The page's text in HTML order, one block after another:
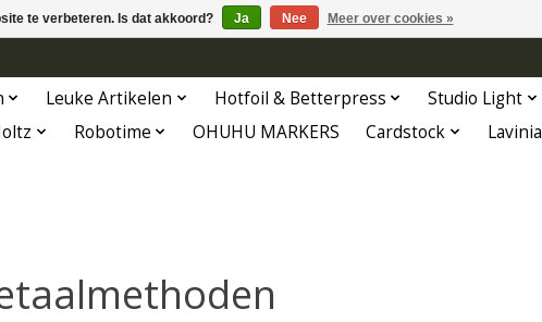
Leuke Artikelen Hotfoil & Betterpress Studio Light
Robotime OHUHU MARKERS Cardstock Lavinia
te verbeteren. Is dat akkoord? Ja Nee Meer over cookies »